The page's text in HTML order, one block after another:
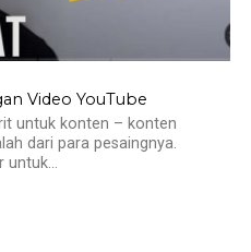
Video YouTube
untuk konten – konten
dari para pesaingnya.
untuk...